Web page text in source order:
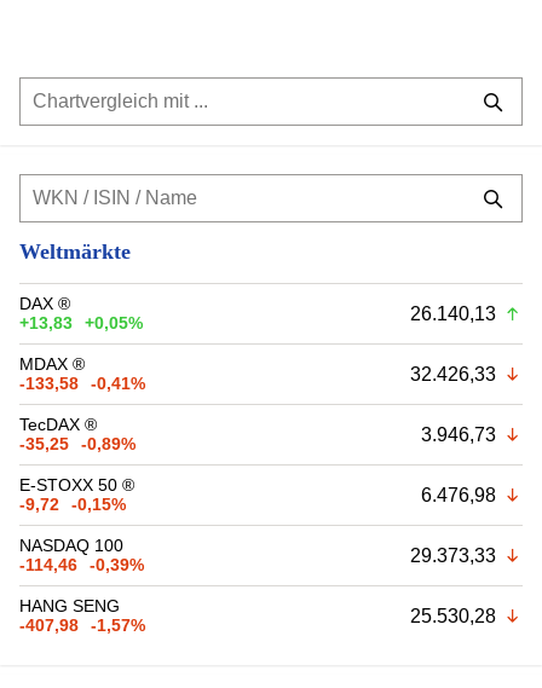
Weltmärkte
DAX ®
+13,83
+0,05% 26.140,13
MDAX ®
-133,58
-0,41% 32.426,33
TecDAX ®
-35,25
-0,89% 3.946,73
E-STOXX 50 ®
-9,72
-0,15% 6.476,98
NASDAQ 100
-114,46
-0,39% 29.373,33
HANG SENG
-407,98
-1,57% 25.530,28